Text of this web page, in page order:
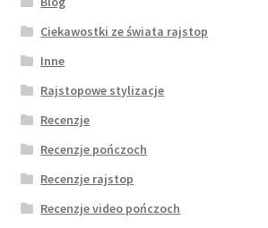
Ciekawostki ze świata rajstop
Inne
Rajstopowe stylizacje
Recenzje
Recenzje pończoch
Recenzje rajstop
Recenzje video pończoch